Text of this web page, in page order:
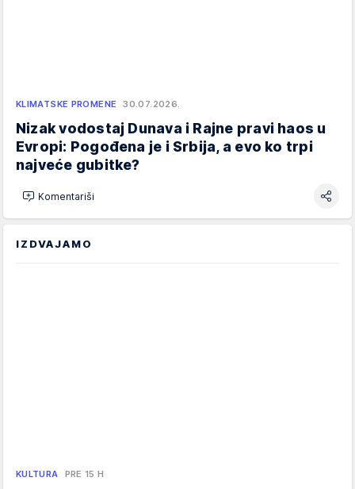
KLIMATSKE PROMENE 30.07.2026.
Nizak vodostaj Dunava i Rajne pravi haos u
Evropi: Pogođena je i Srbija, a evo ko trpi
najveće gubitke?
Komentariši
IZDVAJAMO
KULTURA PRE 15 H